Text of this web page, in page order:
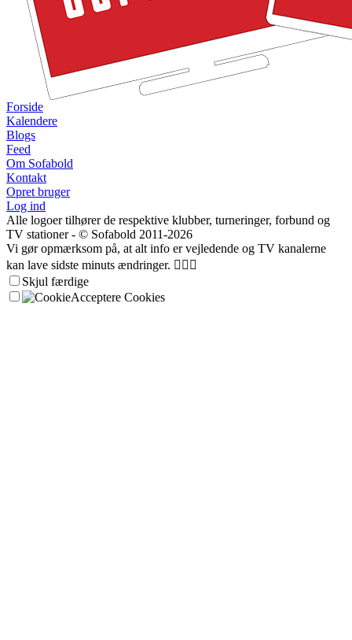
Forside
Kalendere
Blogs
Feed
Om Sofabold
Kontakt
Opret bruger
Log ind
Alle logoer tilhører de respektive klubber, turneringer, forbund og
TV stationer - © Sofabold 2011-2026
Vi gør opmærksom på, at alt info er vejledende og TV kanalerne
kan lave sidste minuts ændringer. 🤷🏻‍♂️
Skjul færdige
Acceptere Cookies